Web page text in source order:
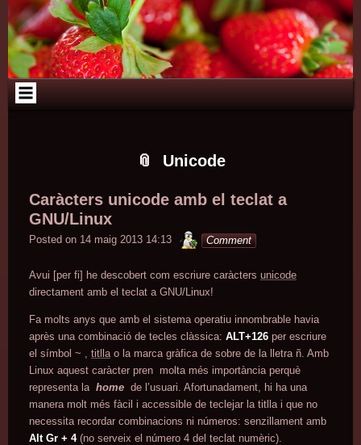
Skip
to
content
Skip
to
TEXT-
2
Skip
to
RECENT-
POSTS-
2
Skip
to
PAGES-
2
Skip
to
TAG_CLOUD-
2
Skip
to
TEXT-
5
Skip
to
TEXT-
3
Skip
to
CATEGORIES-
437071482
Skip
to
ARCHIVES-
2
Skip
to
CALENDAR-
2
Skip
to
LINKS-
2
Skip
to
LINKS-
3
Skip
to
LINKS-
4
Unicode
Caràcters unicode amb el teclat a
GNU/Linux
Posted on 14 maig 2013 14:13 minterior
Comment
Avui [per fi] he descobert com escriure caràcters unicode
directament amb el teclat a GNU/Linux!
Fa molts anys que amb el sistema operatiu innombrable havia
après una combinació de tecles clàssica: ALT+126 per escriure
el símbol ~ , titlla o la marca gràfica de sobre de la lletra ñ. Amb
Linux aquest caràcter pren molta més importància perquè
representa la home de l’usuari. Afortunadament, hi ha una
manera molt més fàcil i accessible de teclejar la titlla i que no
necessita recordar combinacions ni números: senzillament amb
Alt Gr + 4(no serveix el número 4 del teclat numèric).